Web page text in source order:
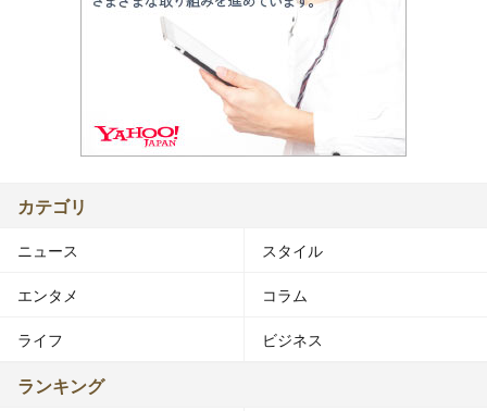
カテゴリ
ニュース スタイル
エンタメ コラム
ライフ ビジネス
ランキング